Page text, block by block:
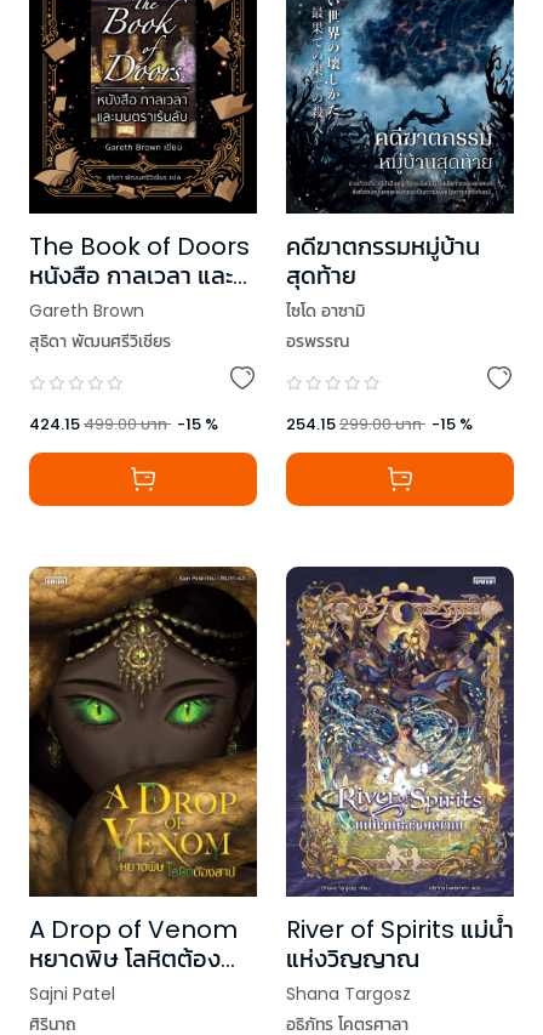
The Book of Doors
หนังสือ กาลเวลา และ
มนตราเร้นลับ
Gareth Brown
สุธิดา พัฒนศรีวิเชียร
424.15499.00บาท -15 %
คดีฆาตกรรมหมู่บ้าน
สุดท้าย
ไซโด อาซามิ
อรพรรณ
254.15299.00บาท -15 %
A Drop of Venom
หยาดพิษ โลหิตต้อง
สาป
Sajni Patel
ศิรินาถ
River of Spirits แม่น้ำ
แห่งวิญญาณ
Shana Targosz
อธิภัทร โคตรศาลา